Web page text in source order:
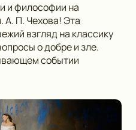
и философии на
А. П. Чехова! Эта
взгляд на классику
о добре и зле.
событии